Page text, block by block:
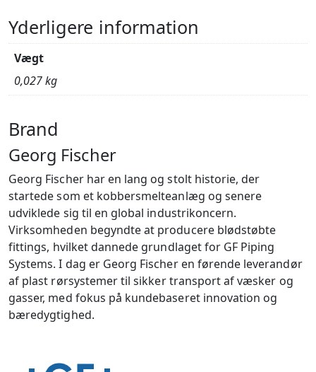
Yderligere information
Vægt
0,027 kg
Brand
Georg Fischer
Georg Fischer har en lang og stolt historie, der
startede som et kobbersmelteanlæg og senere
udviklede sig til en global industrikoncern.
Virksomheden begyndte at producere blødstøbte
fittings, hvilket dannede grundlaget for GF Piping
Systems. I dag er Georg Fischer en førende leverandør
af plast rørsystemer til sikker transport af væsker og
gasser, med fokus på kundebaseret innovation og
bæredygtighed.